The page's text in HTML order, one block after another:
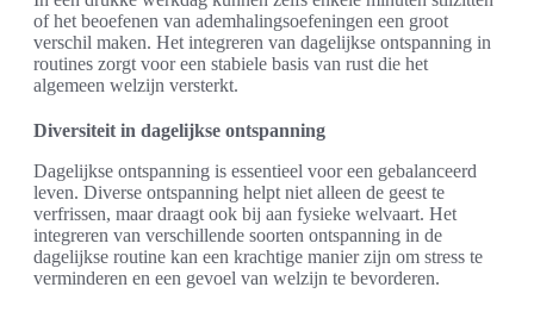
of het beoefenen van ademhalingsoefeningen een groot
verschil maken. Het integreren van dagelijkse ontspanning in
routines zorgt voor een stabiele basis van rust die het
algemeen welzijn versterkt.
Diversiteit in dagelijkse ontspanning
Dagelijkse ontspanning is essentieel voor een gebalanceerd
leven. Diverse ontspanning helpt niet alleen de geest te
verfrissen, maar draagt ook bij aan fysieke welvaart. Het
integreren van verschillende soorten ontspanning in de
dagelijkse routine kan een krachtige manier zijn om stress te
verminderen en een gevoel van welzijn te bevorderen.